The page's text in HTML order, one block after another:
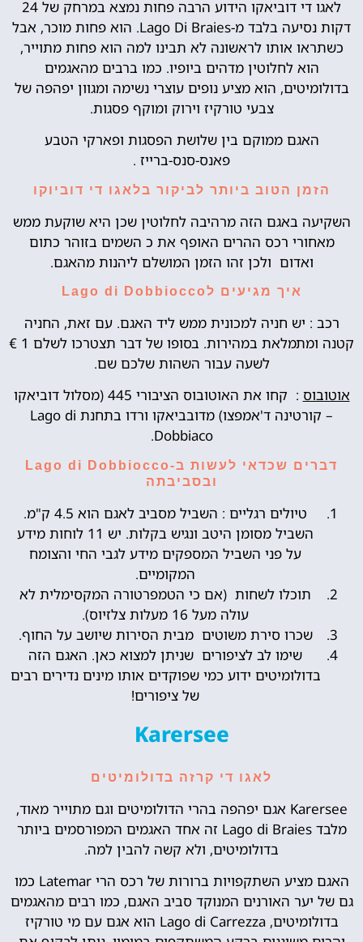
לאגו די דוביאקו הידוע הרבה פחות נמצא במרחק של 24
דקות נסיעה בלבד מ-Lago Di Braies. הוא פחות מוכר, אבל
כשתראו אותו לראשונה לא תבינו למה הוא פחות מתוייר,
הוא לחלוטין מדהים ביופיו. כמו ברבים מהאגמים
בדולומיטים, הוא מציע נופים עוצרי נשימה ומגוון יפהפה של
צבעי טורקיז וירוק ומוקף פסגות.
האגם ממוקם בין שלושת הפסגות ופארקי הטבע
פאנס-סנס-ברייז .
הזמן הטוב ביותר לביקור בלאגו די דוביוקו
השקיעה באגם הזה מרהיבה לחלוטין שכן היא שוקעת ממש
מאחורי רכס ההרים האופף את כ השמים בזוהר כתום
ואדום ולכן זהו הזמן המושלם ליהנות מהאגם.
איך מגיעים לLago di Dobbiocco
רכב : יש חניה למכונית ממש ליד האגם. עם זאת, החניה
קטנה ומתמלאת במהירות. בסופו של דבר תצטרכו לשלם 1 €
לשעה עבור השהות שלכם שם.
אוטובוס
: קחו את האוטובוס הציבורי 445 (מסלול דוביאקו
– קורטינה ד'אמפצו) מדובביאקו ורדו בתחנת Lago di
Dobbiaco.
דברים שכדאי לעשות ב-Lago di Dobbiocco
ובסביבתה
טיולים רגליים : השביל מסביב לאגם הוא 4.5 ק"מ.
השביל מסומן היטב ונגיש בקלות. יש 11 לוחות מידע
על פני השביל המספקים מידע לגבי החי והצומח
המקומיים.
תוכלו לשחות (אם כי הטמפרטורה המקסימלית לא
עולה מעל 16 מעלות צלזיוס).
שכרו סירת משוטים מבית הסירות שיושב על החוף.
שימו לב לציפורים שניתן למצוא כאן. האגם הזה
בדולומיטים ידוע כמי שפוקדים אותו מינים נדירים רבים
של ציפורים!
Karersee
לאגו די קרזה בדולומיטים
Karersee אגם יפהפה בהרי הדולומיטים וגם מתוייר מאוד,
מלבד Lago di Braies זה אחד האגמים המפורסמים ביותר
בדולומיטים, ולא קשה להבין למה.
האגם מציע השתקפויות ברורות של רכס הרי Latemar כמו
גם של יער האורנים המנוקד סביב האגם, כמו רבים מהאגמים
בדולומיטים, Lago di Carrezza הוא אגם עם מי טורקיז